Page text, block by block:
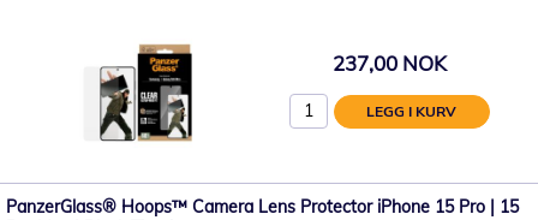
237,00 NOK
LEGG I KURV
PanzerGlass® Hoops™ Camera Lens Protector iPhone 15 Pro | 15